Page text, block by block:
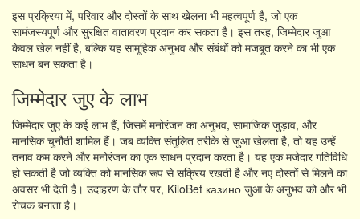
इस प्रक्रिया में, परिवार और दोस्तों के साथ खेलना भी महत्वपूर्ण है, जो एक
सामंजस्यपूर्ण और सुरक्षित वातावरण प्रदान कर सकता है। इस तरह, जिम्मेदार जुआ
केवल खेल नहीं है, बल्कि यह सामूहिक अनुभव और संबंधों को मजबूत करने का भी एक
साधन बन सकता है।
जिम्मेदार जुए के लाभ
जिम्मेदार जुए के कई लाभ हैं, जिसमें मनोरंजन का अनुभव, सामाजिक जुड़ाव, और
मानसिक चुनौती शामिल हैं। जब व्यक्ति संतुलित तरीके से जुआ खेलता है, तो यह उन्हें
तनाव कम करने और मनोरंजन का एक साधन प्रदान करता है। यह एक मजेदार गतिविधि
हो सकती है जो व्यक्ति को मानसिक रूप से सक्रिय रखती है और नए दोस्तों से मिलने का
अवसर भी देती है। उदाहरण के तौर पर, KiloBet казино जुआ के अनुभव को और भी
रोचक बनाता है।